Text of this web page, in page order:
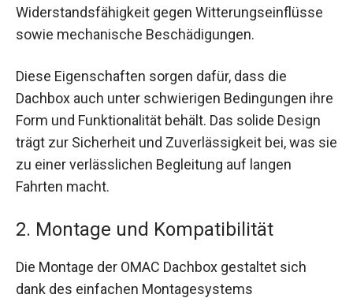
Widerstandsfähigkeit gegen Witterungseinflüsse
sowie mechanische Beschädigungen.
Diese Eigenschaften sorgen dafür, dass die
Dachbox auch unter schwierigen Bedingungen ihre
Form und Funktionalität behält. Das solide Design
trägt zur Sicherheit und Zuverlässigkeit bei, was sie
zu einer verlässlichen Begleitung auf langen
Fahrten macht.
2. Montage und Kompatibilität
Die Montage der OMAC Dachbox gestaltet sich
dank des einfachen Montagesystems